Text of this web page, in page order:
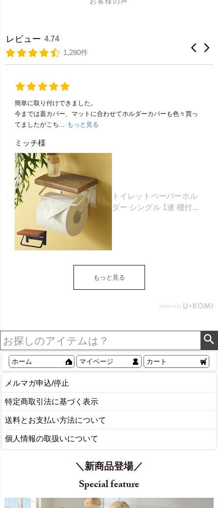
レビュー 4.74
1,280件
簡単に取り付けできました。
今までは蓋カバー、マットに合わせてホルダーカバーも色々買っ
てましたがこち... もっと見る
ミッチ様
トイレットペーパーホル
ダー シングル 1連 棚付き
ダー 収納 DIY アンティー
ク ヴィンテージ ナチュラ
リア アジアン [84302] ホ
もっと見る
ホーム マイページ カート
メルマガ申込/停止
特定商取引法に基づく表示
送料とお支払い方法について
個人情報の取扱いについて
＼新商品登場／
Special feature